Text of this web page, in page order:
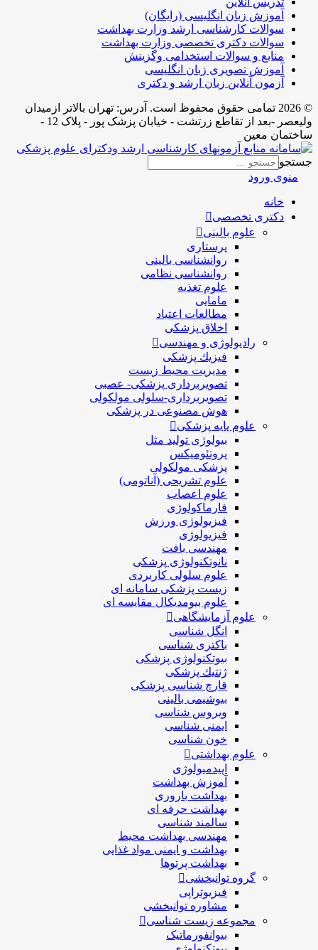
آموزش زبان انگلیسی (رایگان)
سوالات کارشناسی ارشد وزارت بهداشت
سوالات دکتری تخصصی وزارت بهداشت
منابع و سوالات استخدامی وگزینش
آموزش تصویری زبان انگلیسی
آزمون آنلاین زبان ارشد و دکتری
© 2026 تمامی حقوق محفوظ است. آدرس:‌ تهران بالاتر ازمیدان
ولیعصر -بعد از تقاطع زرتشت - خیابان پزشک پور - پلاک 12 -
ساختمان معین
جستجو
منوی ورود
خانه
دکتری تخصصی
علوم بالینی
پرستاری
روانشناسی بالینی
روانشناسی نظامی
علوم تغذیه
مامایی
مطالعات اعتیاد
اخلاق پزشکی
رادیولوژی و مهندسی
فيزيك پزشکی
مدیریت محیط زیست
تصویربرداری پزشکی- عصبی
تصویربرداری-سلولی مولکولی
هوش مصنوعی در پزشکی
علوم پایه پزشکی
بیولوژی تولید مثل
پروتئومیکس
پزشکی مولکولی
علوم تشریحی (آناتومی)
علوم اعصاب
فارماکولوژی
فیزیولوژی ورزش
فیزیولوژی
مهندسی بافت
نانوتکنولوژی پزشکی
علوم سلولی کاربردی
زیست پزشکی سامانه ای
علوم بیومدیکال مقایسه ای
علوم آزمایشگاهی
انگل شناسی
باکتری شناسی
بیوتکنولوژی پزشکی
ژنتيك پزشکی
قارچ شناسی پزشكی
بیوشیمی بالینی
ویروس شناسی
ایمنی شناسی
خون شناسی
علوم بهداشتی
اپیدمیولوژی
آموزش بهداشت
بهداشت باروری
بهداشت حرفه ای
سالمند شناسی
مهندسی بهداشت محيط
بهداشت و ایمنی مواد غذایی
بهداشت پرتوها
گروه توانبخشی
فیزیوتراپی
مشاوره توانبخشی
مجموعه زیست شناسی
بیوانفورماتیک